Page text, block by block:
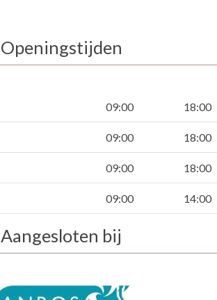
Openingstijden
09:00 18:00
09:00 18:00
09:00 18:00
09:00 14:00
Aangesloten bij